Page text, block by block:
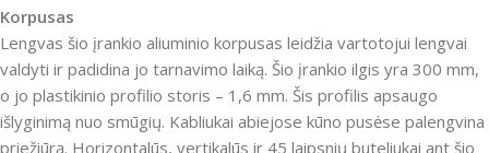
Korpusas
Lengvas šio įrankio aliuminio korpusas leidžia vartotojui lengvai
valdyti ir padidina jo tarnavimo laiką. Šio įrankio ilgis yra 300 mm,
o jo plastikinio profilio storis – 1,6 mm. Šis profilis apsaugo
išlyginimą nuo smūgių. Kabliukai abiejose kūno pusėse palengvina
priežiūrą. Horizontalūs, vertikalūs ir 45 laipsnių buteliukai ant šio